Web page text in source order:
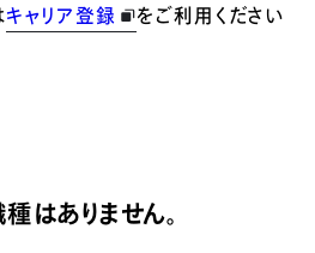
キャリア登録 をご利用ください
はありません。